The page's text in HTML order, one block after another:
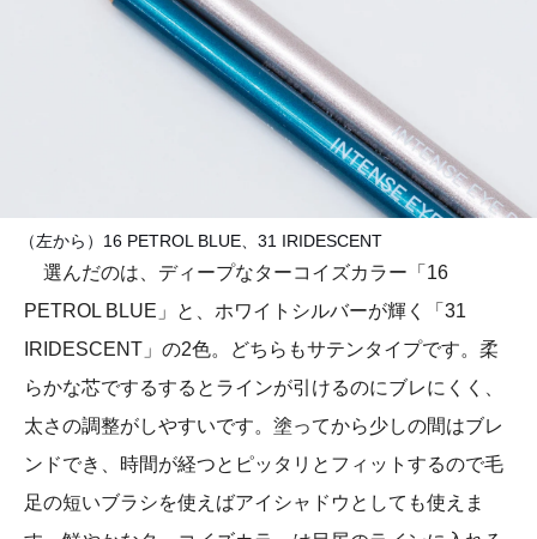
（左から）16 PETROL BLUE、31 IRIDESCENT
選んだのは、ディープなターコイズカラー「16
PETROL BLUE」と、ホワイトシルバーが輝く「31
IRIDESCENT」の2色。どちらもサテンタイプです。柔
らかな芯でするするとラインが引けるのにブレにくく、
太さの調整がしやすいです。塗ってから少しの間はブレ
ンドでき、時間が経つとピッタリとフィットするので毛
足の短いブラシを使えばアイシャドウとしても使えま